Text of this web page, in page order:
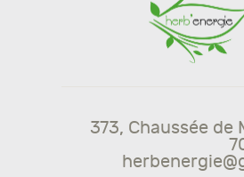
373, Chaussée de